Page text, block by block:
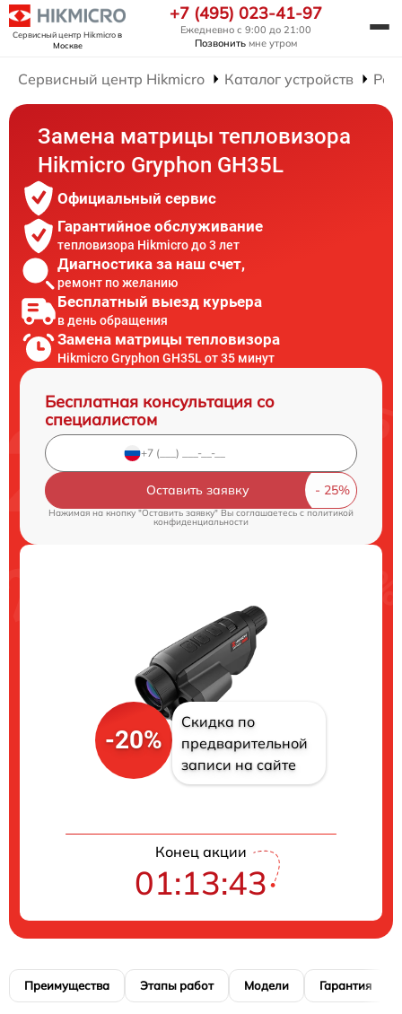
Сервисный центр Hikmicroв
Москве
+7 (495) 023-41-97
Ежедневно с 9:00 до 21:00
Позвонить мне утром
Сервисный центр Hikmicro Каталог устройств
Замена матрицы тепловизора
Hikmicro Gryphon GH35L
Официальный сервис
Гарантийное обслуживание
тепловизора Hikmicro до 3 лет
Диагностика за наш счет,
ремонт по желанию
Бесплатный выезд курьера
в день обращения
Замена матрицы тепловизора
Hikmicro Gryphon GH35L от 35 минут
Бесплатная консультация со
специалистом
Оставить заявку
Нажимая на кнопку "Оставить заявку" Вы соглашаетесь cполитикой
конфиденциальности
-20%
Скидка по
предварительной
записи на сайте
Конец акции
01:13:42
Преимущества Этапы работ Модели Гарантия